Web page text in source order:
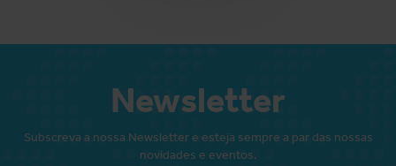
Newsletter
Subscreva a nossa Newsletter e esteja sempre a par das nossas
novidades e eventos.